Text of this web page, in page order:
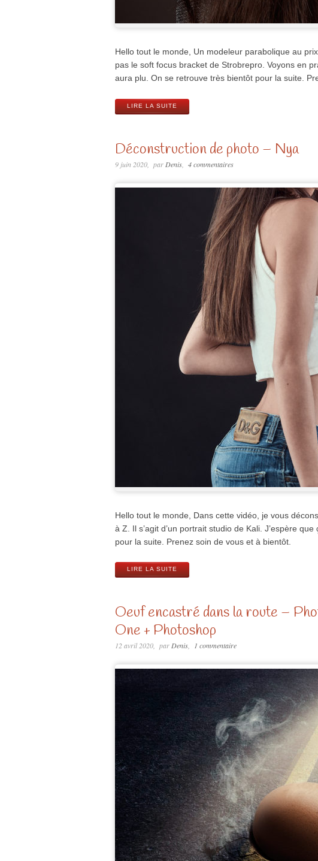
Hello tout le monde, Un modeleur parabolique au
pas le soft focus bracket de Strobrepro. Voyons en
aura plu. On se retrouve très bientôt pour la suite.
LIRE LA SUITE
Déconstruction de photo – Nya
9 juin 2020 par Denis 4 commentaires
Hello tout le monde, Dans cette vidéo, je vous
à Z. Il s’agit d’un portrait studio de Kali. J’espère
pour la suite. Prenez soin de vous et à bientôt.
LIRE LA SUITE
Oeuf encastré dans la route –
One + Photoshop
12 avril 2020 par Denis 1 commentaire